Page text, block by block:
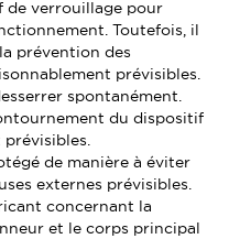
de verrouillage pour
Toutefois, il
prévention des
prévisibles.
spontanément.
du dispositif
de manière à éviter
externes prévisibles.
concernant la
et le corps principal